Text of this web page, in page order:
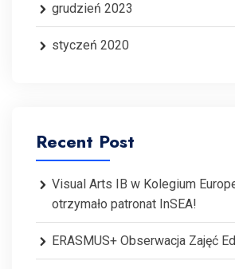
grudzień 2023
styczeń 2020
Recent Post
Visual Arts IB w Kolegium
otrzymało patronat InSEA!
ERASMUS+ Obserwacja Zajęć